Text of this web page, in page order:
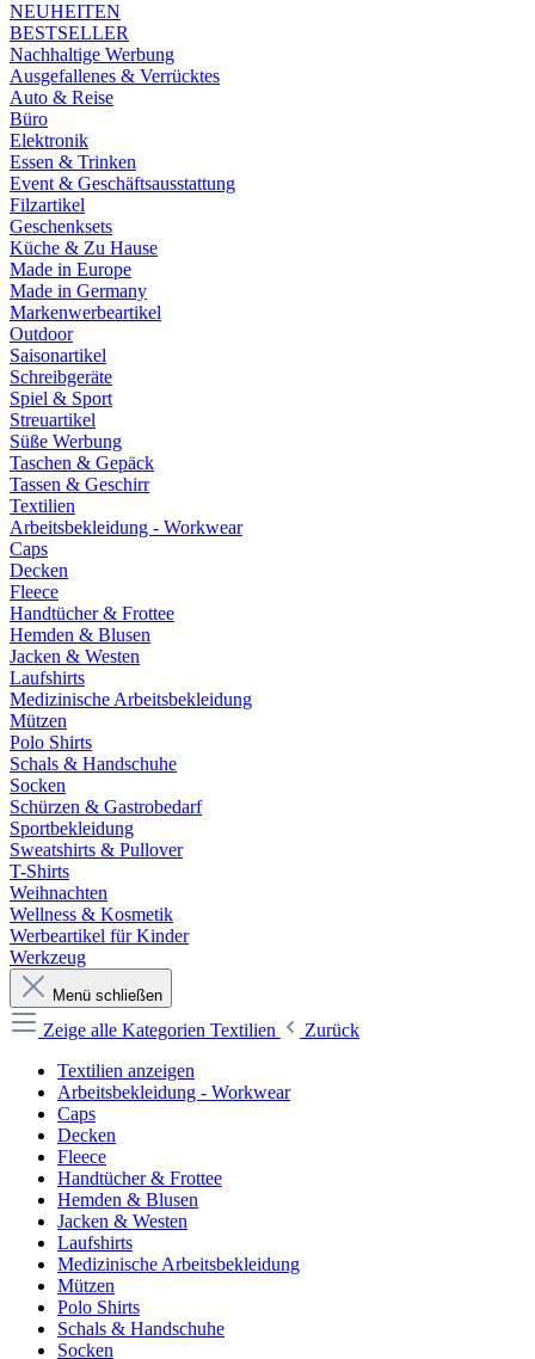
NEUHEITEN
BESTSELLER
Nachhaltige Werbung
Ausgefallenes & Verrücktes
Auto & Reise
Büro
Elektronik
Essen & Trinken
Event & Geschäftsausstattung
Filzartikel
Geschenksets
Küche & Zu Hause
Made in Europe
Made in Germany
Markenwerbeartikel
Outdoor
Saisonartikel
Schreibgeräte
Spiel & Sport
Streuartikel
Süße Werbung
Taschen & Gepäck
Tassen & Geschirr
Textilien
Arbeitsbekleidung - Workwear
Caps
Decken
Fleece
Handtücher & Frottee
Hemden & Blusen
Jacken & Westen
Laufshirts
Medizinische Arbeitsbekleidung
Mützen
Polo Shirts
Schals & Handschuhe
Socken
Schürzen & Gastrobedarf
Sportbekleidung
Sweatshirts & Pullover
T-Shirts
Weihnachten
Wellness & Kosmetik
Werbeartikel für Kinder
Werkzeug
Menü schließen
Zeige alle Kategorien Textilien
Zurück
Textilien anzeigen
Arbeitsbekleidung - Workwear
Caps
Decken
Fleece
Handtücher & Frottee
Hemden & Blusen
Jacken & Westen
Laufshirts
Medizinische Arbeitsbekleidung
Mützen
Polo Shirts
Schals & Handschuhe
Socken